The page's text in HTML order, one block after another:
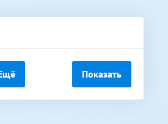
Показать